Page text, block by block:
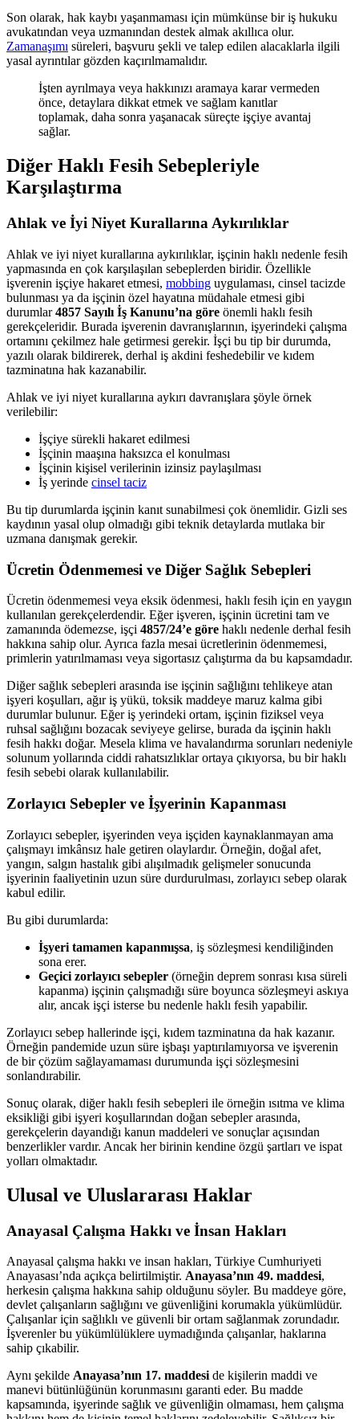
Son olarak, hak kaybı yaşanmaması için mümkünse bir iş hukuku
avukatından veya uzmanından destek almak akıllıca olur.
Zamanaşımı süreleri, başvuru şekli ve talep edilen alacaklarla ilgili
yasal ayrıntılar gözden kaçırılmamalıdır.
İşten ayrılmaya veya hakkınızı aramaya karar vermeden
önce, detaylara dikkat etmek ve sağlam kanıtlar
toplamak, daha sonra yaşanacak süreçte işçiye avantaj
sağlar.
Diğer Haklı Fesih Sebepleriyle
Karşılaştırma
Ahlak ve İyi Niyet Kurallarına Aykırılıklar
Ahlak ve iyi niyet kurallarına aykırılıklar, işçinin haklı nedenle fesih
yapmasında en çok karşılaşılan sebeplerden biridir. Özellikle
işverenin işçiye hakaret etmesi, mobbing uygulaması, cinsel tacizde
bulunması ya da işçinin özel hayatına müdahale etmesi gibi
durumlar4857 Sayılı İş Kanunu’na göre önemli haklı fesih
gerekçeleridir. Burada işverenin davranışlarının, işyerindeki çalışma
ortamını çekilmez hale getirmesi gerekir. İşçi bu tip bir durumda,
yazılı olarak bildirerek, derhal iş akdini feshedebilir ve kıdem
tazminatına hak kazanabilir.
Ahlak ve iyi niyet kurallarına aykırı davranışlara şöyle örnek
verilebilir:
İşçiye sürekli hakaret edilmesi
İşçinin maaşına haksızca el konulması
İşçinin kişisel verilerinin izinsiz paylaşılması
İş yerinde cinsel taciz
Bu tip durumlarda işçinin kanıt sunabilmesi çok önemlidir. Gizli ses
kaydının yasal olup olmadığı gibi teknik detaylarda mutlaka bir
uzmana danışmak gerekir.
Ücretin Ödenmemesi ve Diğer Sağlık Sebepleri
Ücretin ödenmemesi veya eksik ödenmesi, haklı fesih için en yaygın
kullanılan gerekçelerdendir. Eğer işveren, işçinin ücretini tam ve
zamanında ödemezse, işçi 4857/24’e göre haklı nedenle derhal fesih
hakkına sahip olur. Ayrıca fazla mesai ücretlerinin ödenmemesi,
primlerin yatırılmaması veya sigortasız çalıştırma da bu kapsamdadır.
Diğer sağlık sebepleri arasında ise işçinin sağlığını tehlikeye atan
işyeri koşulları, ağır iş yükü, toksik maddeye maruz kalma gibi
durumlar bulunur. Eğer iş yerindeki ortam, işçinin fiziksel veya
ruhsal sağlığını bozacak seviyeye gelirse, burada da işçinin haklı
fesih hakkı doğar. Mesela klima ve havalandırma sorunları nedeniyle
solunum yollarında ciddi rahatsızlıklar ortaya çıkıyorsa, bu bir haklı
fesih sebebi olarak kullanılabilir.
Zorlayıcı Sebepler ve İşyerinin Kapanması
Zorlayıcı sebepler, işyerinden veya işçiden kaynaklanmayan ama
çalışmayı imkânsız hale getiren olaylardır. Örneğin, doğal afet,
yangın, salgın hastalık gibi alışılmadık gelişmeler sonucunda
işyerinin faaliyetinin uzun süre durdurulması, zorlayıcı sebep olarak
kabul edilir.
Bu gibi durumlarda:
İşyeri tamamen kapanmışsa, iş sözleşmesi kendiliğinden
sona erer.
Geçici zorlayıcı sebepler (örneğin deprem sonrası kısa süreli
kapanma) işçinin çalışmadığı süre boyunca sözleşmeyi askıya
alır, ancak işçi isterse bu nedenle haklı fesih yapabilir.
Zorlayıcı sebep hallerinde işçi, kıdem tazminatına da hak kazanır.
Örneğin pandemide uzun süre işbaşı yaptırılamıyorsa ve işverenin
de bir çözüm sağlayamaması durumunda işçi sözleşmesini
sonlandırabilir.
Sonuç olarak, diğer haklı fesih sebepleri ile örneğin ısıtma ve klima
eksikliği gibi işyeri koşullarından doğan sebepler arasında,
gerekçelerin dayandığı kanun maddeleri ve sonuçlar açısından
benzerlikler vardır. Ancak her birinin kendine özgü şartları ve ispat
yolları olmaktadır.
Ulusal ve Uluslararası Haklar
Anayasal Çalışma Hakkı ve İnsan Hakları
Anayasal çalışma hakkı ve insan hakları, Türkiye Cumhuriyeti
Anayasası’nda açıkça belirtilmiştir. Anayasa’nın 49. maddesi,
herkesin çalışma hakkına sahip olduğunu söyler. Bu maddeye göre,
devlet çalışanların sağlığını ve güvenliğini korumakla yükümlüdür.
Çalışanlar için sağlıklı ve güvenli bir ortam sağlanmak zorundadır.
İşverenler bu yükümlülüklere uymadığında çalışanlar, haklarına
sahip çıkabilir.
Aynı şekilde Anayasa’nın 17. maddesi de kişilerin maddi ve
manevi bütünlüğünün korunmasını garanti eder. Bu madde
kapsamında, işyerinde sağlık ve güvenliğin olmaması, hem çalışma